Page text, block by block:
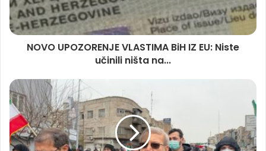
NOVO UPOZORENJE VLASTIMA BiH IZ EU: Niste
učinili ništa na...